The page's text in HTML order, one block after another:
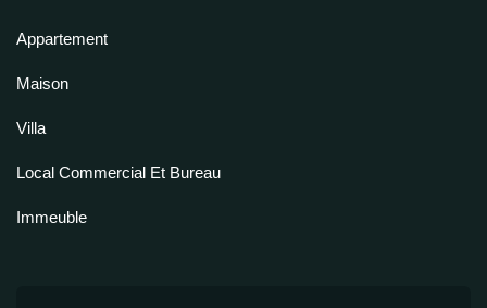
Appartement
Maison
Villa
Local Commercial Et Bureau
Immeuble